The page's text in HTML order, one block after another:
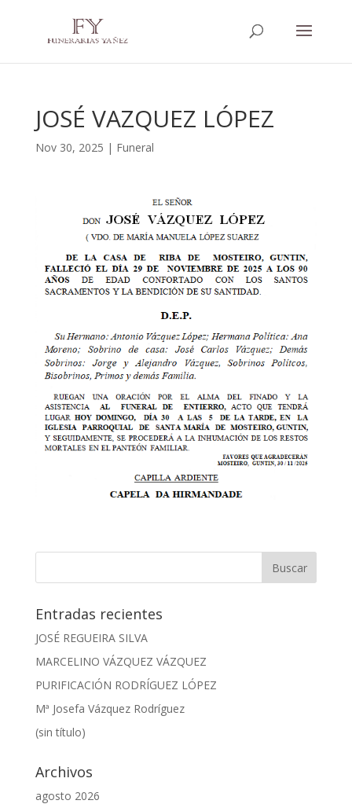
JOSÉ VAZQUEZ LÓPEZ
Nov 30, 2025 | Funeral
Entradas recientes
JOSÉ REGUEIRA SILVA
MARCELINO VÁZQUEZ VÁZQUEZ
PURIFICACIÓN RODRÍGUEZ LÓPEZ
Mª Josefa Vázquez Rodríguez
(sin título)
Archivos
agosto 2026